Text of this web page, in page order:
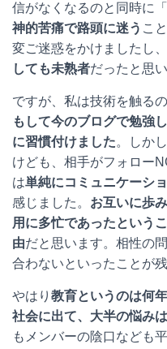
信がなくなるのと同時に「
神的苦痛で路頭に迷う こ
変ご迷惑をかけましたし、
しても未熟者だったと思
ですが、私は技術を触る
もして今のブログで勉強
に習慣付けました。しか
けども、相手がフォロー
は単純にコミュニケーシ
感じました。 お互いに歩
用に多忙であったという
由だと思います。相性の
合わないといったことが
やはり 教育というのは何
社会に出て、大半の悩み
もメンバーの陰口なども